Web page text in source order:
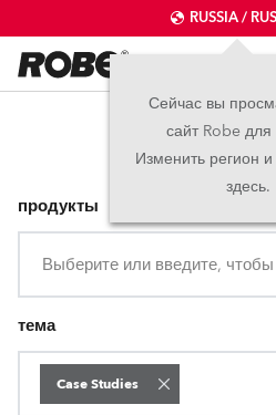
RUSSIA /
Сейчас вы
сайт Robe для
Изменить регион
здесь.
Пресс-
продукты
Выберите или введите,
тема
Case Studies